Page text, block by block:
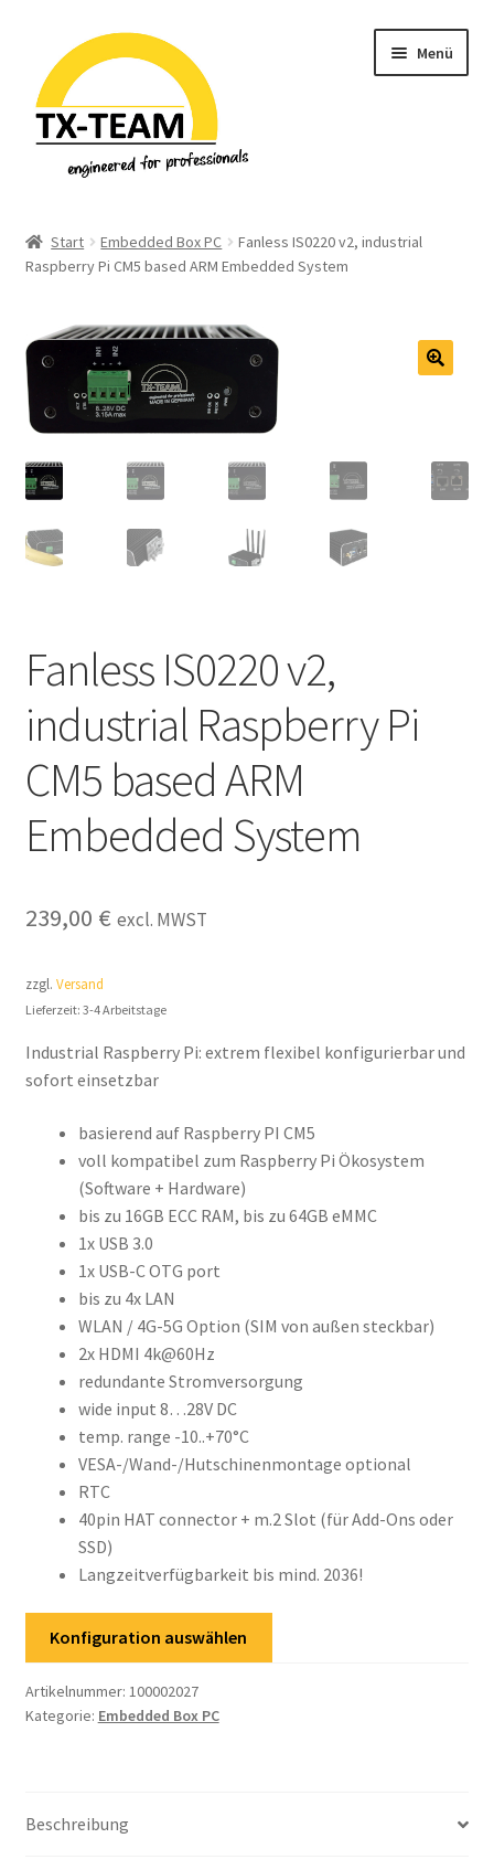
Navigation
springen
Inhalt
springen
Menü
Allgemeine Geschäftsbedingungen
Datenschutzerklärung & Privatsphäre
Downloads
Händler / Reseller
Impressum
Kasse
Kategorien
Kontakt
My account
Vertrag widerrufen
Zahlung & Versand
Start Embedded Box PC
Fanless IS0220 v2, industrial
Raspberry Pi CM5 based ARM Embedded System
Fanless IS0220 v2,
industrial Raspberry Pi
CM5 based ARM
Embedded System
239,00 € excl. MWST
zzgl. Versand
Lieferzeit: 3-4 Arbeitstage
Industrial Raspberry Pi: extrem flexibel konfigurierbar und
sofort einsetzbar
basierend auf Raspberry PI CM5
voll kompatibel zum Raspberry Pi Ökosystem
(Software + Hardware)
bis zu 16GB ECC RAM, bis zu 64GB eMMC
1x USB 3.0
1x USB-C OTG port
bis zu 4x LAN
WLAN / 4G-5G Option (SIM von außen steckbar)
2x HDMI 4k@60Hz
redundante Stromversorgung
wide input 8…28V DC
temp. range -10..+70°C
VESA-/Wand-/Hutschinenmontage optional
RTC
40pin HAT connector + m.2 Slot (für Add-Ons oder
SSD)
Langzeitverfügbarkeit bis mind. 2036!
Konfiguration auswählen
Artikelnummer: 100002027
Kategorie: Embedded Box PC
Beschreibung